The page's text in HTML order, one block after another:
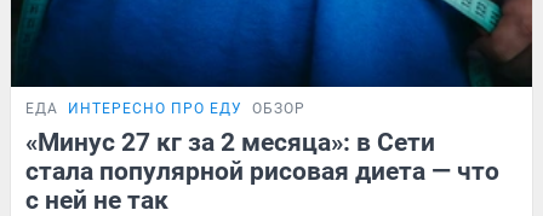
ЕДА ИНТЕРЕСНО ПРО ЕДУ ОБЗОР
«Минус 27 кг за 2 месяца»: в Сети
стала популярной рисовая диета — что
с ней не так